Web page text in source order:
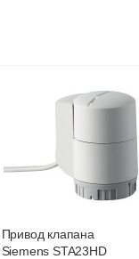
GRILL.SGWL-16-
40 681
Подробнее
ITT.080.200.1200 с
решеткой
GRILL.SGW-20-
32 501
Привод клапана
Siemens STA23HD